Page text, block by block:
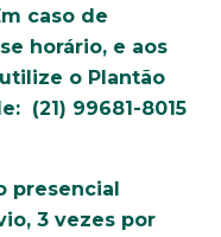
caso de
horário, e aos
o Plantão
(21) 99681-8015
presencial
3 vezes por